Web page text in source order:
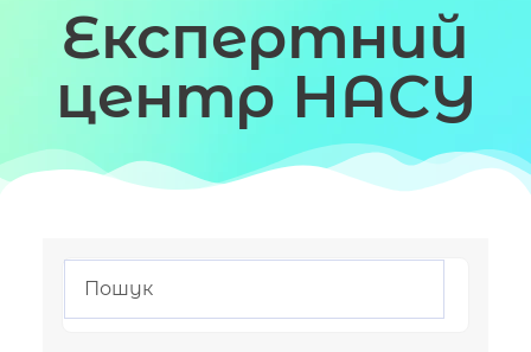
Експертний
центр НАСУ